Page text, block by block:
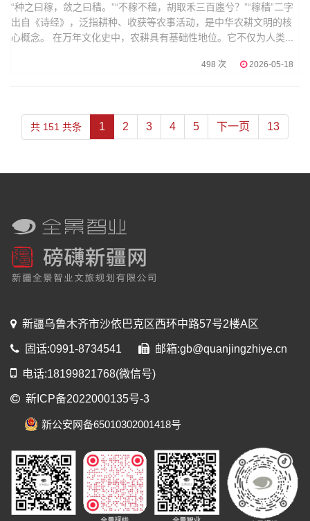
“种之曰稼，敛之曰穑。”“不稼不穑，胡取禾三百廛兮？”“稼穑”二字
出自《诗经》，泛指耕种、收获等农事活动，是中华农耕文明的核
心概念。 在万年文化史中，农耕具有基础性地位。它不仅为人类...
498 次 2026-05-18
共 151 共条 1 2 3 4 5 下一页 13
新疆乌鲁木齐市沙依巴克区西环中路57号2楼A区
固话:0991-8734541 邮箱:gb@quanjingzhiye.cn
电话:18199821768(微信号)
新ICP备2022000135号-3
新公安网备65010302001418号